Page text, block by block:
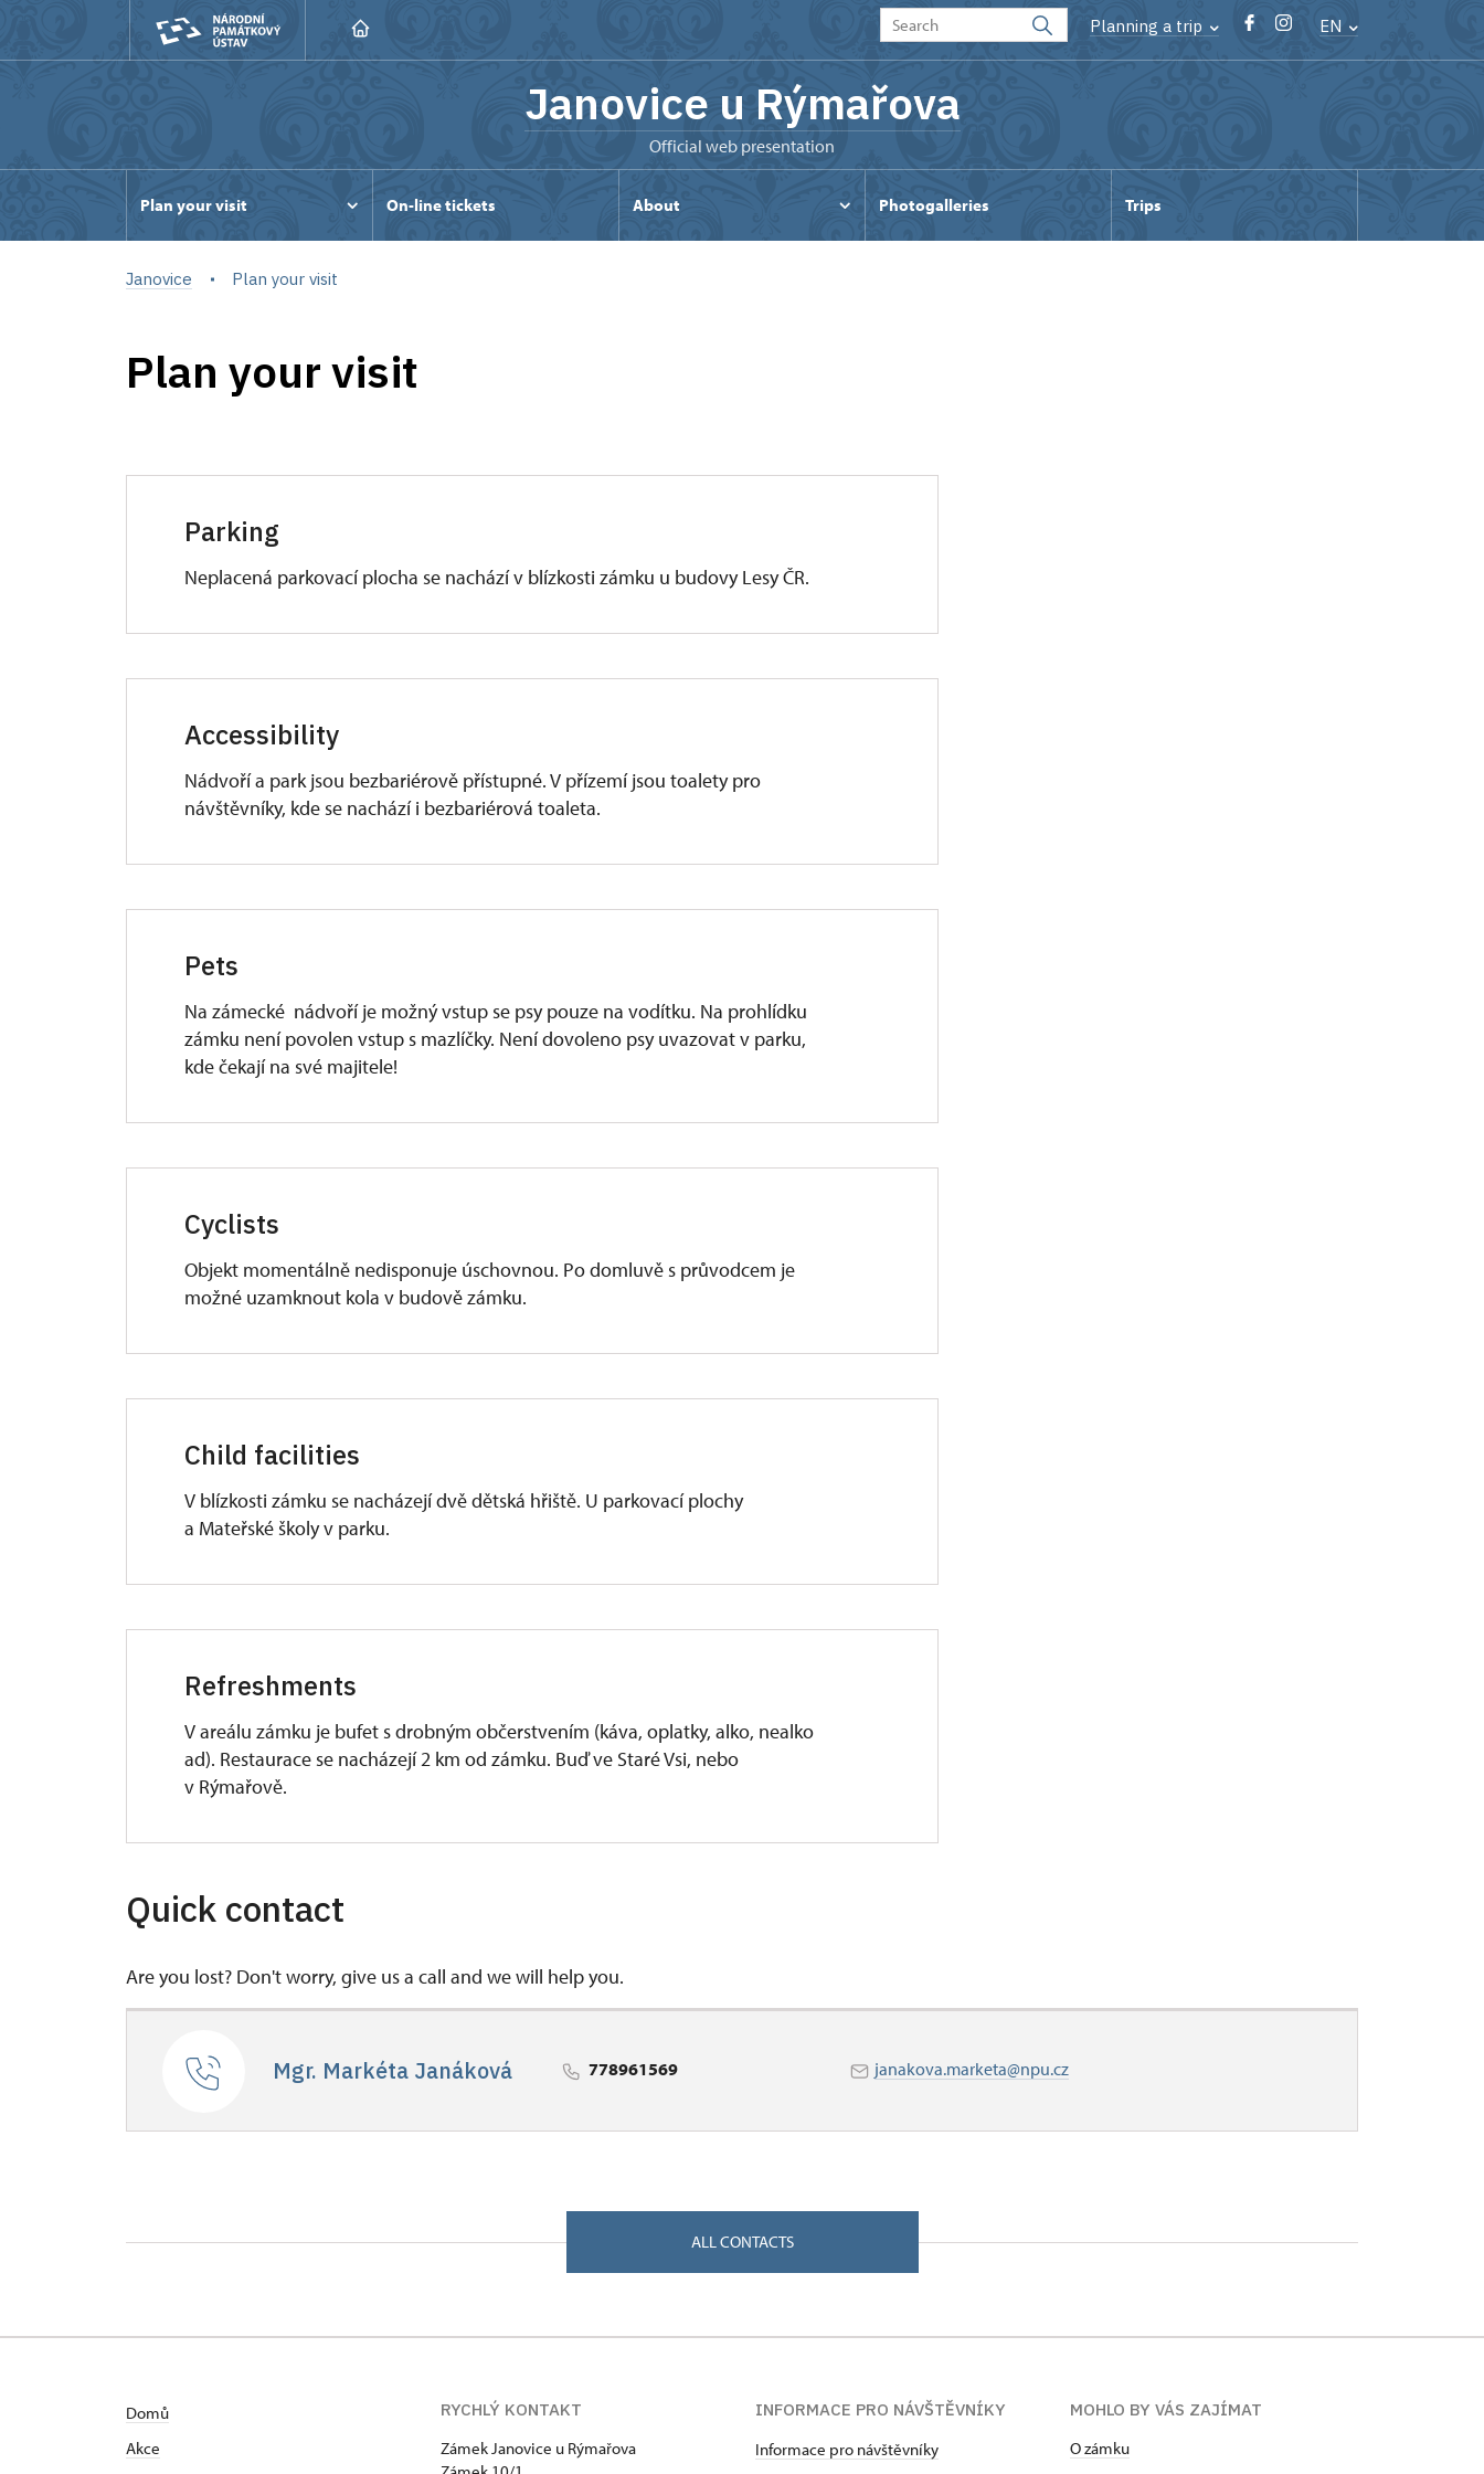
Planning a trip EN
Janovice u Rýmařova
Official web presentation
Plan your visit On-line tickets About Photogalleries Trips
Janovice Plan your visit
Plan your visit
Parking
Neplacená parkovací plocha se nachází v blízkosti zámku u budovy Lesy ČR.
Accessibility
Nádvoří a park jsou bezbariérově přístupné. V přízemí jsou toalety pro
návštěvníky, kde se nachází i bezbariérová toaleta.
Pets
Na zámecké nádvoří je možný vstup se psy pouze na vodítku. Na prohlídku
zámku není povolen vstup s mazlíčky. Není dovoleno psy uvazovat v parku,
kde čekají na své majitele!
Cyclists
Objekt momentálně nedisponuje úschovnou. Po domluvě s průvodcem je
možné uzamknout kola v budově zámku.
Child facilities
V blízkosti zámku se nacházejí dvě dětská hřiště. U parkovací plochy
a Mateřské školy v parku.
Refreshments
V areálu zámku je bufet s drobným občerstvením (káva, oplatky, alko, nealko
ad). Restaurace se nacházejí 2 km od zámku. Buď ve Staré Vsi, nebo
v Rýmařově.
Quick contact
Are you lost? Don't worry, give us a call and we will help you.
Mgr. Markéta Janáková 778961569 janakova.marketa@npu.cz
ALL CONTACTS
Domů
Akce
RYCHLÝ KONTAKT
Zámek Janovice u Rýmařova
INFORMACE PRO NÁVŠTĚVNÍKY
Informace pro návštěvníky
MOHLO BY VÁS ZAJÍMAT
O zámku